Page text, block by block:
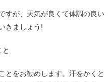
すが、天気が良くて体調の良い
きましょう!
とをお勧めします。汗をかくと